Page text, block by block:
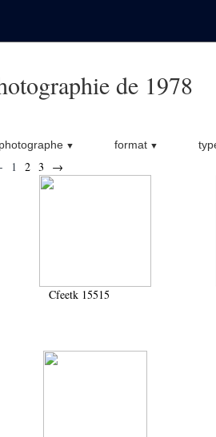
de 1978
photographe format
1 2 3 →
Cfeetk 15515